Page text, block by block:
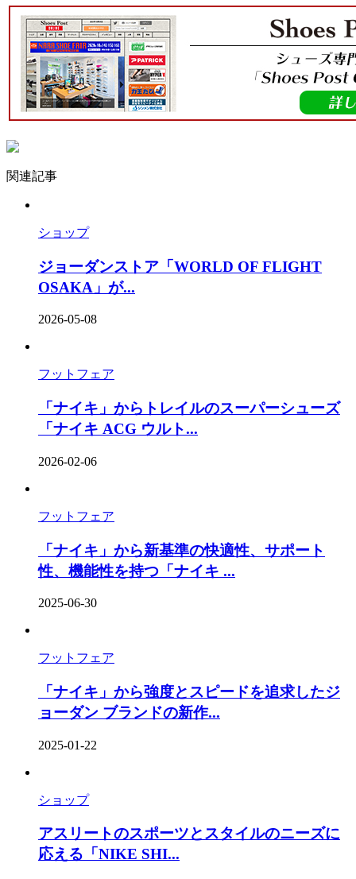
関連記事
ショップ
ジョーダンストア「WORLD OF FLIGHT
OSAKA」が...
2026-05-08
フットフェア
「ナイキ」からトレイルのスーパーシューズ
「ナイキ ACG ウルト...
2026-02-06
フットフェア
「ナイキ」から新基準の快適性、サポート
性、機能性を持つ「ナイキ ...
2025-06-30
フットフェア
「ナイキ」から強度とスピードを追求したジ
ョーダン ブランドの新作...
2025-01-22
ショップ
アスリートのスポーツとスタイルのニーズに
応える「NIKE SHI...